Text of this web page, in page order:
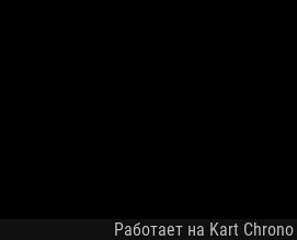
Работает на Kart Chrono